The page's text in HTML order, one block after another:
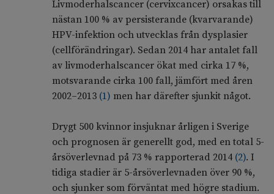
Livmoderhalscancer (cervixcancer) orsakas till
nästan 100 % av persisterande (kvarvarande)
HPV-infektion och utvecklas från dysplasier
(cellförändringar). Sedan 2014 har antalet fall
av livmoderhalscancer ökat med cirka 17 %,
motsvarande cirka 100 fall, jämfört med åren
2002–2013 (1) men har därefter sjunkit något.
Drygt 500 kvinnor insjuknar årligen i Sverige
och prognosen är generellt god, med en total 5-
årsöverlevnad på 73 % rapporterad 2014 (2). I
tidiga stadier är 5-årsöverlevnaden över 90 %,
och sjunker som förväntat med högre stadium.